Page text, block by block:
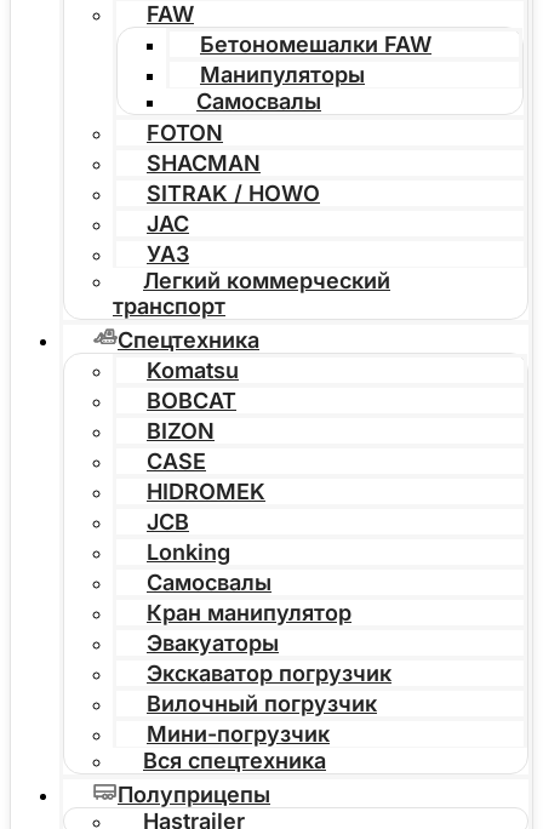
FAW
Бетономешалки FAW
Манипуляторы
Самосвалы
FOTON
SHACMAN
SITRAK / HOWO
JAC
УАЗ
Легкий коммерческий
транспорт
Спецтехника
Komatsu
BOBCAT
BIZON
CASE
HIDROMEK
JCB
Lonking
Самосвалы
Кран манипулятор
Эвакуаторы
Экскаватор погрузчик
Вилочный погрузчик
Мини-погрузчик
Вся спецтехника
Полуприцепы
Hastrailer